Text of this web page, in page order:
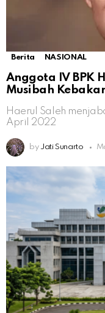
Berita NASIONAL
Anggota IV BPK
Musibah
Haerul Saleh
April 2022
by Jati Sunarto